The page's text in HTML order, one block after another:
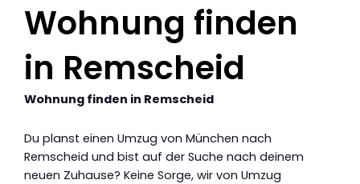
Wohnung finden
in Remscheid
Wohnung finden in Remscheid
Du planst einen Umzug von München nach
Remscheid und bist auf der Suche nach deinem
neuen Zuhause? Keine Sorge, wir von Umzug